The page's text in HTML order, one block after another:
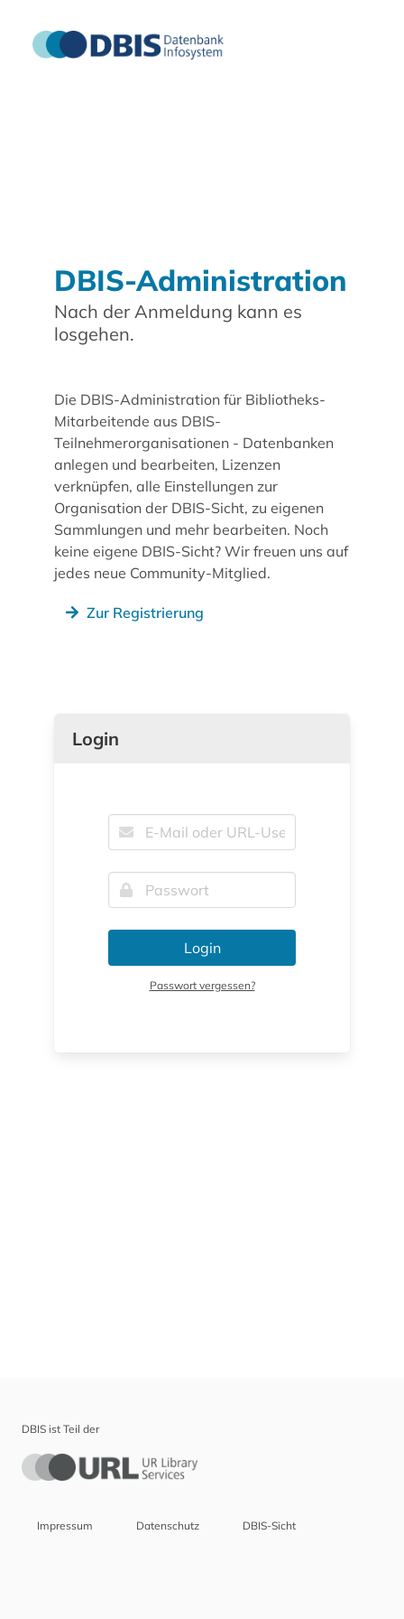
DBIS-Administration
Nach der Anmeldung kann es
losgehen.
Die DBIS-Administration für Bibliotheks-
Mitarbeitende aus DBIS-
Teilnehmerorganisationen - Datenbanken
anlegen und bearbeiten, Lizenzen
verknüpfen, alle Einstellungen zur
Organisation der DBIS-Sicht, zu eigenen
Sammlungen und mehr bearbeiten. Noch
keine eigene DBIS-Sicht? Wir freuen uns auf
jedes neue Community-Mitglied.
Zur Registrierung
Login
Login
Passwort vergessen?
DBIS ist Teil der
Impressum Datenschutz DBIS-Sicht